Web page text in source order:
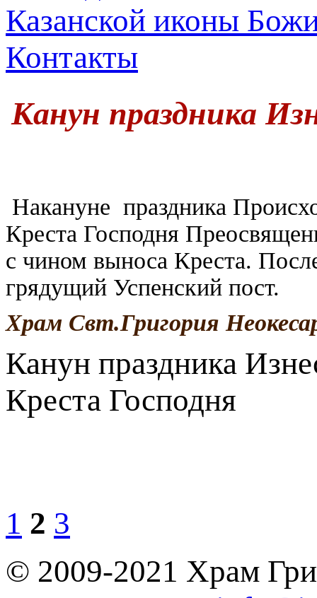
Казанской иконы
Контакты
Канун праздника
Накануне праздника
Креста Господня
с чином выноса Креста.
грядущий Успенский пост.
Храм Свт.Григория
Канун праздника
Креста Господня
1 2 3
© 2009-2021 Храм